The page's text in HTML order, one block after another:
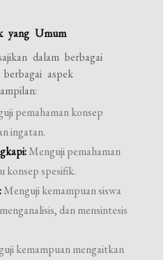
yang Umum
dalam berbagai
aspek
pemahaman konsep
ingatan.
Menguji pemahaman
konsep spesifik.
Menguji kemampuan siswa
dan mensintesis
kemampuan mengaitkan